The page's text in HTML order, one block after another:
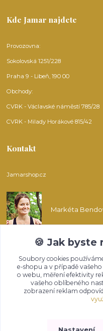
Kde Jamar najdete
Provozovna:
Sokolovská 1251/228
Praha 9 - Libeň, 190 00
Obchody:
CVRK - Václavské náměstí 785/28
CVRK - Milady Horákové 815/42
Kontakt
Jamarshop.cz
Markéta
info@jamarshop.cz
🍪 Jak byste
Soubory cookies
e-shopu a v případě
o webu, měření efektivity
vašeho oblíbeného
zobrazení reklam